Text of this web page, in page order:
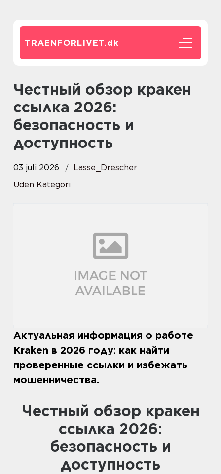
TRAENFORLIVET.dk
Честный обзор кракен
ссылка 2026:
безопасность и
доступность
03 juli 2026
Lasse_Drescher
Uden Kategori
Актуальная информация о работе
Kraken в 2026 году: как найти
проверенные ссылки и избежать
мошенничества.
Честный обзор кракен
ссылка 2026:
безопасность и
доступность